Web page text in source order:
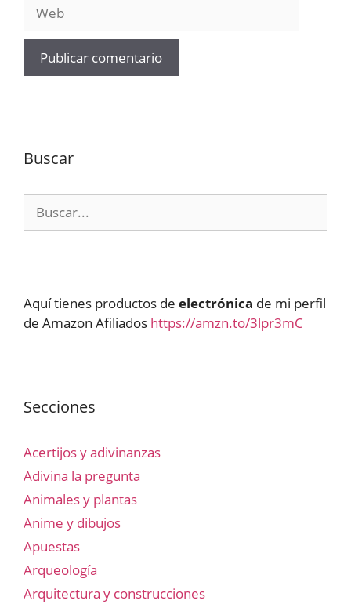
Buscar
Aquí tienes productos de electrónica de mi perfil
de Amazon Afiliados https://amzn.to/3lpr3mC
Secciones
Acertijos y adivinanzas
Adivina la pregunta
Animales y plantas
Anime y dibujos
Apuestas
Arqueología
Arquitectura y construcciones